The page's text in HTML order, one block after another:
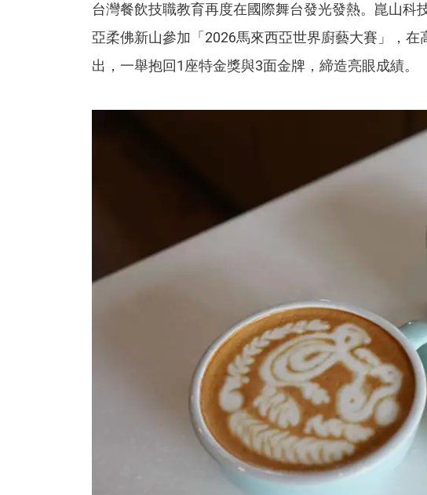
台灣餐飲技職教育再度在國際舞台發光發熱。崑山科
亞柔佛新山參加「2026馬來西亞世界廚藝大賽」，
出，一舉抱回1座特金獎與3面金牌，締造亮眼成績。